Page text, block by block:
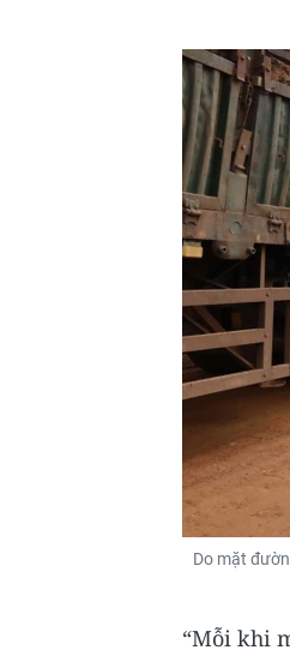
Do mặt
“Mỗi khi